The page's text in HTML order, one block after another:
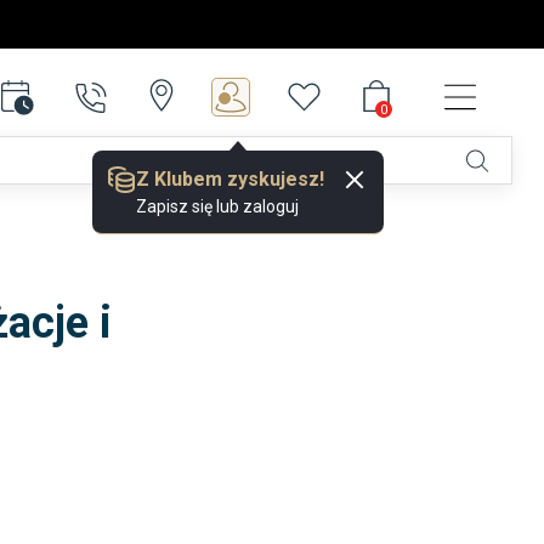
Z Klubem zyskujesz!
Zapisz się lub zaloguj
0
i